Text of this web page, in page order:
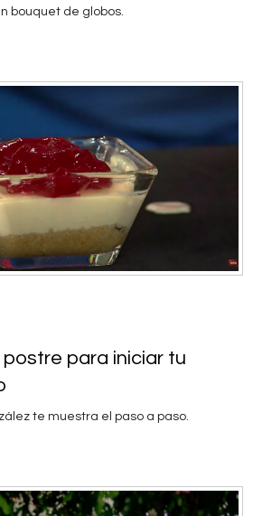
bouquet de globos.
para iniciar tu
te muestra el paso a paso.